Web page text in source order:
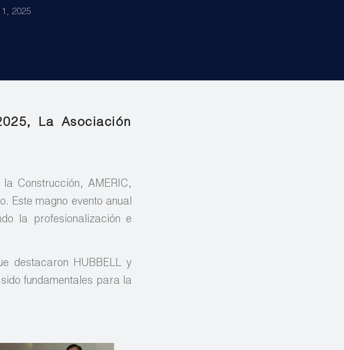
2025
La Asociación
Construcción, AMERIC,
Este magno evento anual
la profesionalización e
destacaron HUBBELL y
fundamentales para la